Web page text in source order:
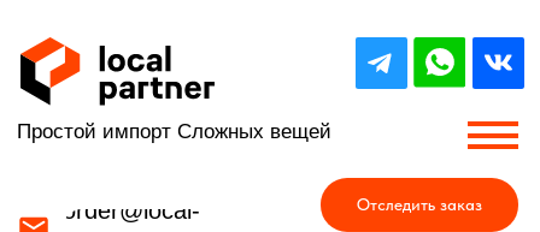
+7 919 9999 537
8 800 5056 537
Россия, Москва / WhatsApp
Простой импорт Сложных вещей
Отследить заказ